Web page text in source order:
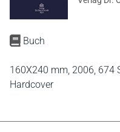
Buch
160X240 mm, 2006, 674
Hardcover